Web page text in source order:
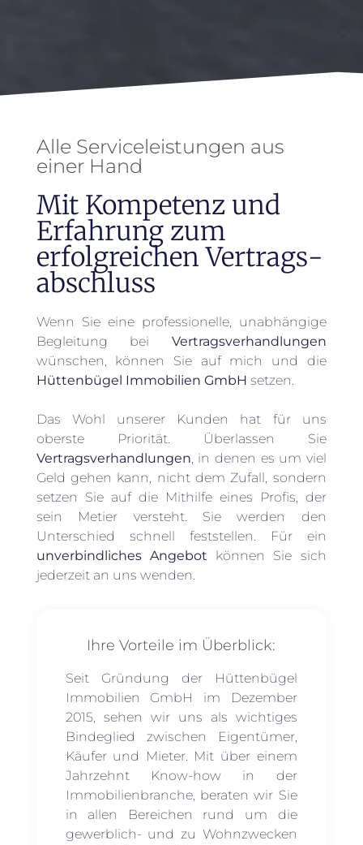
Alle Serviceleistungen aus
einer Hand
Mit Kompetenz und
Erfahrung zum
erfolgreichen Vertrags­
abschluss
Wenn Sie eine professionelle, unabhängige
Begleitung bei Vertragsverhandlungen
wünschen, können Sie auf mich und die
Hüttenbügel Immobilien GmbH setzen.
Das Wohl unserer Kunden hat für uns
oberste Priorität. Überlassen Sie
Vertragsverhandlungen , in denen es um viel
Geld gehen kann, nicht dem Zufall, sondern
setzen Sie auf die Mithilfe eines Profis, der
sein Metier versteht. Sie werden den
Unterschied schnell feststellen. Für ein
unverbindliches Angebot können Sie sich
jederzeit an uns wenden.
Ihre Vorteile im Überblick:
Seit Gründung der Hüttenbügel
Immobilien GmbH im Dezember
2015, sehen wir uns als wichtiges
Bindeglied zwischen Eigentümer,
Käufer und Mieter. Mit über einem
Jahrzehnt Know-how in der
Immobilienbranche, beraten wir Sie
in allen Bereichen rund um die
gewerblich- und zu Wohnzwecken